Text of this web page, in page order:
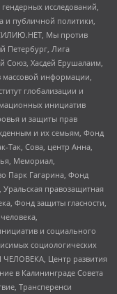
исследований,
и публичной политики,
Мы против
Петербург, Лига
Союз, Хасдей Ерушалаим,
массовой информации,
глобализации и
инициатив
и защиты прав
и их семьям, Фонд
Так, Сова, центр Анна,
Мемориал,
Парк Гагарина, Фонд
правозащитная
Фонд защиты гласности,
и социального
социологических
Центр развития
в Калининграде Совета
Трансперенси